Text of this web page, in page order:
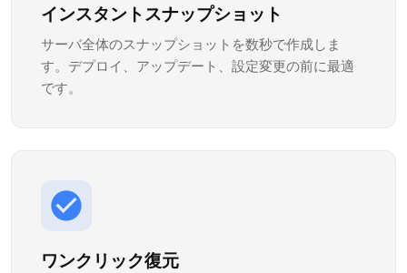
インスタントスナップショット
サーバ全体のスナップショットを数秒で作成しま
す。デプロイ、アップデート、設定変更の前に最適
です。
ワンクリック復元